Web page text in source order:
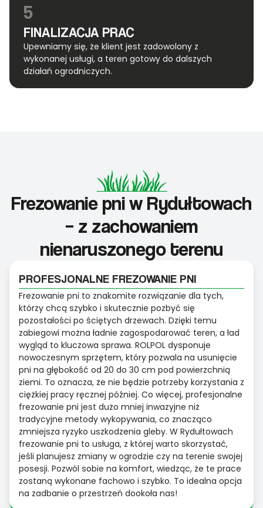
5
FINALIZACJA PRAC
Upewniamy się, że klient jest zadowolony z
wykonanej usługi, a teren gotowy do dalszych
działań ogrodniczych.
Frezowanie pni w Rydułtowach
– z zachowaniem
nienaruszonego terenu
PROFESJONALNE FREZOWANIE PNI
Frezowanie pni to znakomite rozwiązanie dla tych,
którzy chcą szybko i skutecznie pozbyć się
pozostałości po ściętych drzewach. Dzięki temu
zabiegowi można ładnie zagospodarować teren, a ład
wygląd to kluczowa sprawa. ROLPOL dysponuje
nowoczesnym sprzętem, który pozwala na usunięcie
pni na głębokość od 20 do 30 cm pod powierzchnią
ziemi. To oznacza, że nie będzie potrzeby korzystania z
ciężkiej pracy ręcznej później. Co więcej, profesjonalne
frezowanie pni jest dużo mniej inwazyjne niż
tradycyjne metody wykopywania, co znacząco
zmniejsza ryzyko uszkodzenia gleby. W Rydułtowach
frezowanie pni to usługa, z której warto skorzystać,
jeśli planujesz zmiany w ogrodzie czy na terenie swojej
posesji. Pozwól sobie na komfort, wiedząc, że te prace
zostaną wykonane fachowo i szybko. To idealna opcja
na zadbanie o przestrzeń dookoła nas!